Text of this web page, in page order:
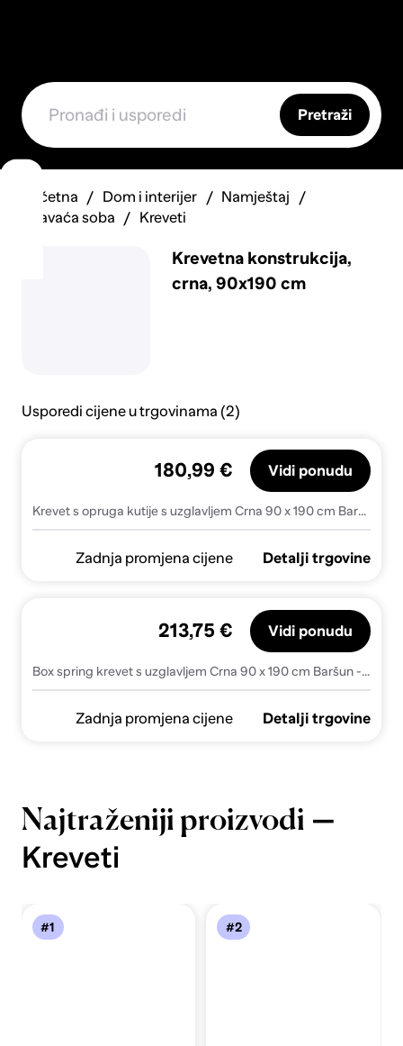
Pretraži
Početna Dom i interijer
Namještaj
Spavaća soba
Kreveti
Krevetna konstrukcija,
crna, 90x190 cm
Usporedi cijene u trgovinama (2)
Krevet s opruga kutije s uzglavljem Crna 90 x 190 cm Baršun
180,99 € Vidi ponudu
Zadnja promjena cijene Detalji trgovine
Box spring krevet s uzglavljem Crna 90 x 190 cm Baršun - Crna 90 x 190 cm Prošiveno gumbima
213,75 € Vidi ponudu
Zadnja promjena cijene Detalji trgovine
Najtraženiji proizvodi —
Kreveti
#1 #2